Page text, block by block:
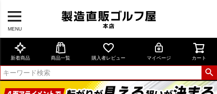
MENU
新着商品 商品一覧 購入者レビュー マイページ カート